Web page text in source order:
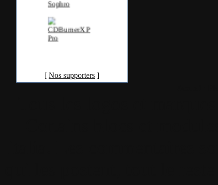
[ Nos supporters ]